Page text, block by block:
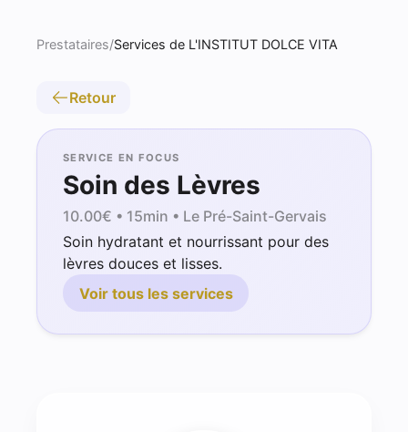
Prestataires/Services de L'INSTITUT DOLCE VITA
Retour
SERVICE EN FOCUS
Soin des Lèvres
10.00€ • 15min • Le Pré-Saint-Gervais
Soin hydratant et nourrissant pour des
lèvres douces et lisses.
Voir tous les services